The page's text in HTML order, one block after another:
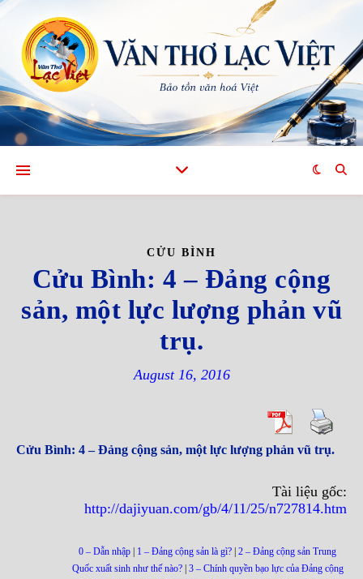
CỬU BÌNH
Cửu Bình: 4 – Đảng cộng
sản, một lực lượng phản vũ
trụ.
August 16, 2016
Cửu Bình: 4 – Đảng cộng sản, một lực lượng phản vũ trụ.
Tài liệu gốc:
http://dajiyuan.com/gb/4/11/25/n727814.htm
0 – Dẫn nhập 1 – Đảng cộng sản là gì? 2 – Đảng cộng sản Trung
Quốc xuất sinh như thế nào?| 3 – Chính quyền bạo lực của Đảng cộng